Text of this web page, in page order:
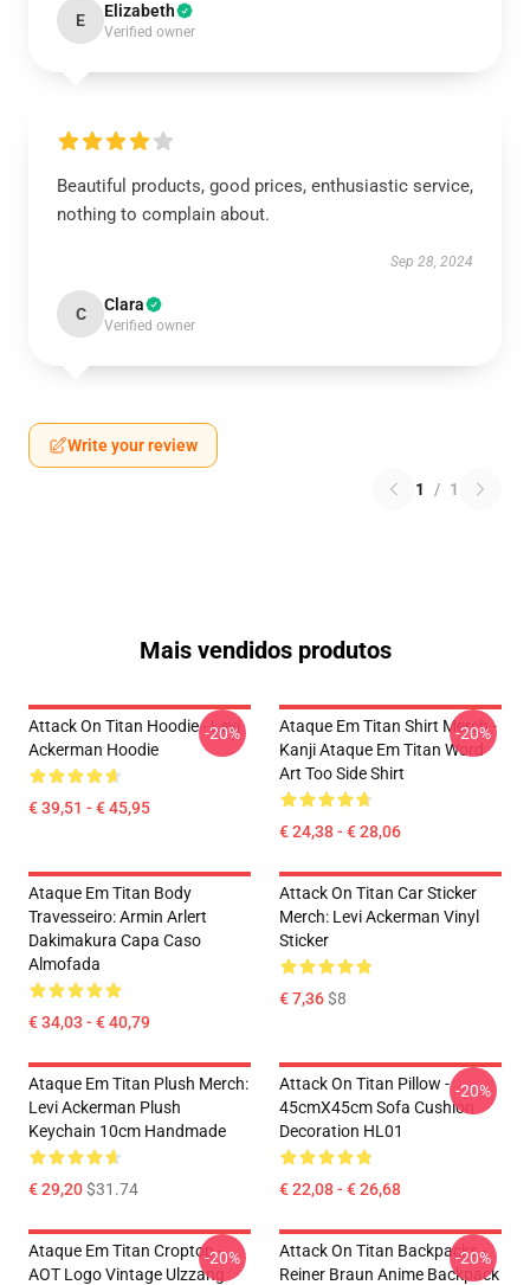
E Elizabeth
Verified owner
Beautiful products, good prices, enthusiastic service,
nothing to complain about.
Sep 28, 2024
C Clara
Verified owner
Write your review
1 / 1
Mais vendidos produtos
Attack On Titan Hoodie - Levi
Ackerman Hoodie
€ 39,51 - € 45,95
-20%
Ataque Em Titan Shirt Merch -
Kanji Ataque Em Titan Word
Art Too Side Shirt
€ 24,38 - € 28,06
-20%
Ataque Em Titan Body
Travesseiro: Armin Arlert
Dakimakura Capa Caso
Almofada
€ 34,03 - € 40,79
Attack On Titan Car Sticker
Merch: Levi Ackerman Vinyl
Sticker
€ 7,36$8
Ataque Em Titan Plush Merch:
Levi Ackerman Plush
Keychain 10cm Handmade
€ 29,20$31.74
Attack On Titan Pillow -
45cmX45cm Sofa Cushion
Decoration HL01
€ 22,08 - € 26,68
-20%
Ataque Em Titan Croptop -
AOT Logo Vintage Ulzzang
-20%
Attack On Titan Backpacks -
Reiner Braun Anime Backpack
-20%